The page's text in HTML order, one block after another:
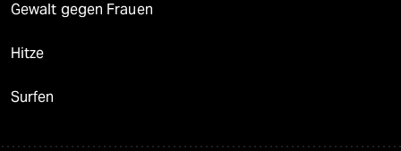
Gewalt gegen Frauen
Hitze
Surfen